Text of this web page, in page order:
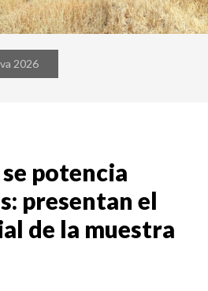
2026
potencia
presentan el
de la muestra